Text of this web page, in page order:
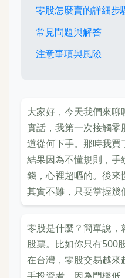
零股怎麼賣的詳細步
常見問題與解答
注意事項與風險
大家好，今天我們來
實話，我第一次接觸零
道從何下手。那時我買
結果因為不懂規則，手
錢，心裡超嘔的。後
其實不難，只要掌握幾
零股是什麼？簡單說
股票。比如你只有500
在台灣，零股交易越